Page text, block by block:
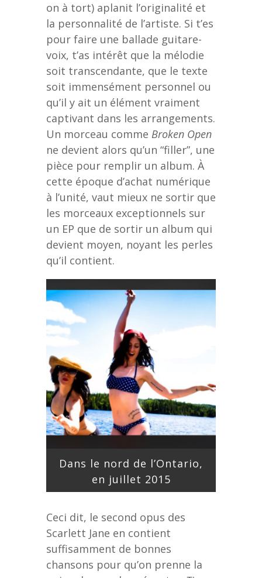
on à tort) aplanit l’originalité et
la personnalité de l’artiste. Si t’es
pour faire une ballade guitare-
voix, t’as intérêt que la mélodie
soit transcendante, que le texte
soit immensément personnel ou
qu’il y ait un élément vraiment
captivant dans les arrangements.
Un morceau comme Broken Open
ne devient alors qu’un “filler”, une
pièce pour remplir un album. À
cette époque d’achat numérique
à l’unité, vaut mieux ne sortir que
les morceaux exceptionnels sur
un EP que de sortir un album qui
devient moyen, noyant les perles
qu’il contient.
Dans le nord de l’Ontario,
en juillet 2015
Ceci dit, le second opus des
Scarlett Jane en contient
suffisamment de bonnes
chansons pour qu’on prenne la